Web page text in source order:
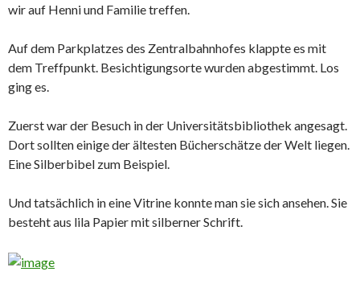
wir auf Henni und Familie treffen.
Auf dem Parkplatzes des Zentralbahnhofes klappte es mit
dem Treffpunkt. Besichtigungsorte wurden abgestimmt. Los
ging es.
Zuerst war der Besuch in der Universitätsbibliothek angesagt.
Dort sollten einige der ältesten Bücherschätze der Welt liegen.
Eine Silberbibel zum Beispiel.
Und tatsächlich in eine Vitrine konnte man sie sich ansehen. Sie
besteht aus lila Papier mit silberner Schrift.